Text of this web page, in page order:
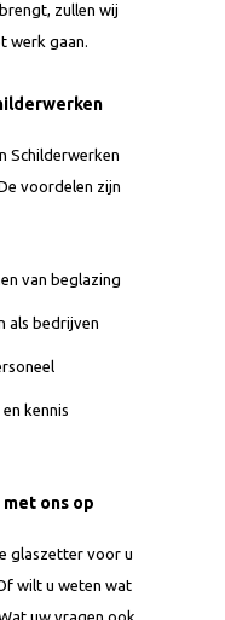
zullen wij
werk gaan.
Schilderwerken
voordelen zijn
van beglazing
als bedrijven
kennis
ons op
glaszetter voor u
wilt u weten wat
uw vragen ook